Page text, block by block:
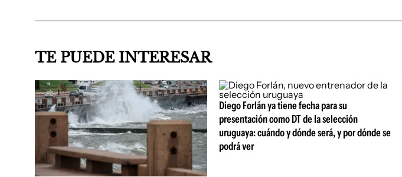
TE PUEDE INTERESAR
Diego Forlán ya tiene fecha para su
presentación como DT de la selección
uruguaya: cuándo y dónde será, y por dónde se
podrá ver